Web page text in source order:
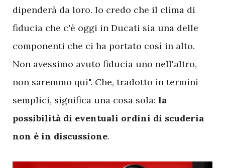
dipenderà da loro. Io credo che il clima di
fiducia che c'è oggi in Ducati sia una delle
componenti che ci ha portato così in alto.
Non avessimo avuto fiducia uno nell'altro,
non saremmo qui". Che, tradotto in termini
semplici, significa una cosa sola: la
possibilità di eventuali ordini di scuderia
non è in discussione.